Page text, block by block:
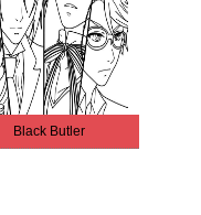
Black Butler